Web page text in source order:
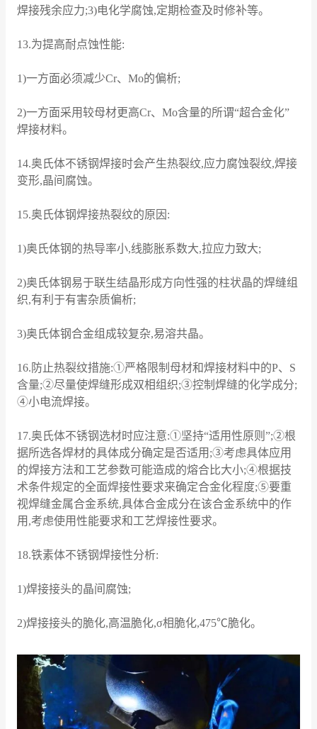
焊接残余应力;3)电化学腐蚀,定期检查及时修补等。
13.为提高耐点蚀性能:
1)一方面必须减少Cr、Mo的偏析;
2)一方面采用较母材更高Cr、Mo含量的所谓“超合金化”
焊接材料。
14.奥氏体不锈钢焊接时会产生热裂纹,应力腐蚀裂纹,焊接
变形,晶间腐蚀。
15.奥氏体钢焊接热裂纹的原因:
1)奥氏体钢的热导率小,线膨胀系数大,拉应力致大;
2)奥氏体钢易于联生结晶形成方向性强的柱状晶的焊缝组
织,有利于有害杂质偏析;
3)奥氏体钢合金组成较复杂,易溶共晶。
16.防止热裂纹措施:①严格限制母材和焊接材料中的P、S
含量;②尽量使焊缝形成双相组织;③控制焊缝的化学成分;
④小电流焊接。
17.奥氏体不锈钢选材时应注意:①坚持“适用性原则”;②根
据所选各焊材的具体成分确定是否适用;③考虑具体应用
的焊接方法和工艺参数可能造成的熔合比大小;④根据技
术条件规定的全面焊接性要求来确定合金化程度;⑤要重
视焊缝金属合金系统,具体合金成分在该合金系统中的作
用,考虑使用性能要求和工艺焊接性要求。
18.铁素体不锈钢焊接性分析:
1)焊接接头的晶间腐蚀;
2)焊接接头的脆化,高温脆化,σ相脆化,475℃脆化。